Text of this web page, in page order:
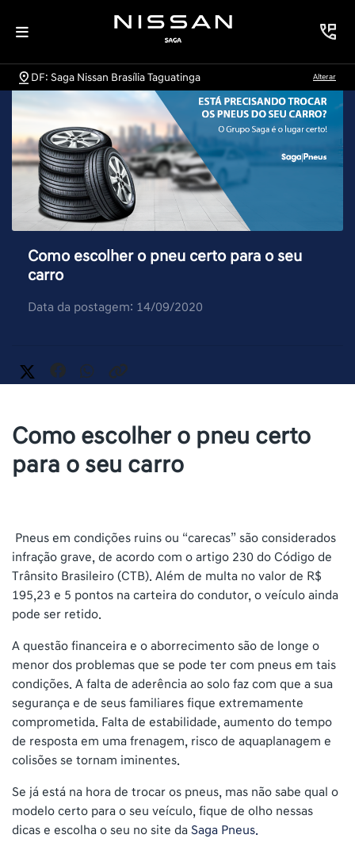
DF: Saga Nissan Brasília Taguatinga Alterar
Como escolher o pneu certo para o seu
carro
Data da postagem: 14/09/2020
Como escolher o pneu certo
para o seu carro
Pneus em condições ruins ou “carecas” são considerados
infração grave, de acordo com o artigo 230 do Código de
Trânsito Brasileiro (CTB). Além de multa no valor de R$
195,23 e 5 pontos na carteira do condutor, o veículo ainda
pode ser retido.
A questão financeira e o aborrecimento são de longe o
menor dos problemas que se pode ter com pneus em tais
condições. A falta de aderência ao solo faz com que a sua
segurança e de seus familiares fique extremamente
comprometida. Falta de estabilidade, aumento do tempo
de resposta em uma frenagem, risco de aquaplanagem e
colisões se tornam iminentes.
Se já está na hora de trocar os pneus, mas não sabe qual o
modelo certo para o seu veículo, fique de olho nessas
dicas e escolha o seu no site da Saga Pneus.